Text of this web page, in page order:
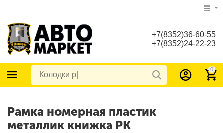
+7(8352)36-60-55
+7(8352)24-22-23
0
Рамка номерная пластик
металлик книжка РК